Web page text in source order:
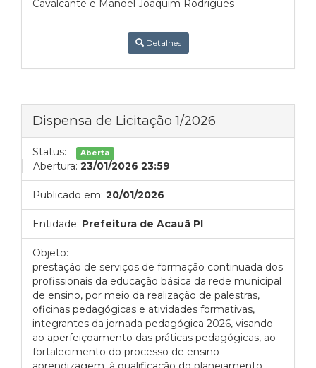
Cavalcante e Manoel Joaquim Rodrigues
Detalhes
Dispensa de Licitação 1/2026
Status: Aberta
Abertura: 23/01/2026 23:59
Publicado em: 20/01/2026
Entidade: Prefeitura de Acauã PI
Objeto:
prestação de serviços de formação continuada dos
profissionais da educação básica da rede municipal
de ensino, por meio da realização de palestras,
oficinas pedagógicas e atividades formativas,
integrantes da jornada pedagógica 2026, visando
ao aperfeiçoamento das práticas pedagógicas, ao
fortalecimento do processo de ensino-